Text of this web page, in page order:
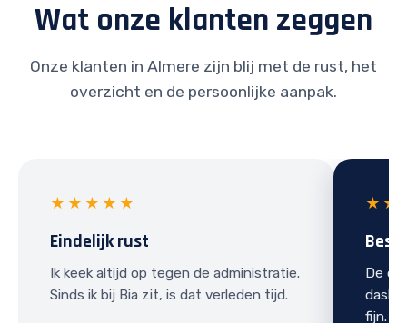
Wat onze klanten zeggen
Onze klanten in Almere zijn blij met de rust, het
overzicht en de persoonlijke aanpak.
★★★★★
Eindelijk rust
Ik keek altijd op tegen de administratie.
Sinds ik bij Bia zit, is dat verleden tijd.
De
fijn.